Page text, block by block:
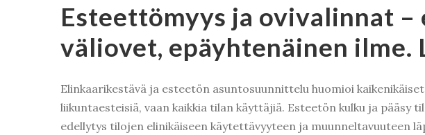
Esteettömyys ja ovivalinnat
väliovet, epäyhtenäinen ilme.
Elinkaarikestävä ja esteetön asuntosuunnittelu huomioi
liikuntaesteisiä, vaan kaikkia tilan käyttäjiä. Esteetön kulku ja pääsy
edellytys tilojen elinikäiseen käytettävyyteen ja muunneltavuuteen